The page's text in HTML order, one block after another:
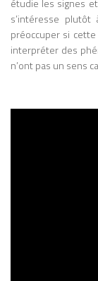
étudie les signes
s’intéresse
préoccuper si
interpréter des
n’ont pas un sens